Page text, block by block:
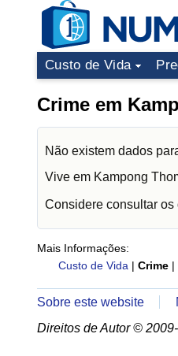
Custo de Vida
Crime em
Não existem dados
Vive em Kampong
Considere consultar
Mais Informações:
Custo de Vida | Crime |
Sobre este website
Direitos de Autor ©